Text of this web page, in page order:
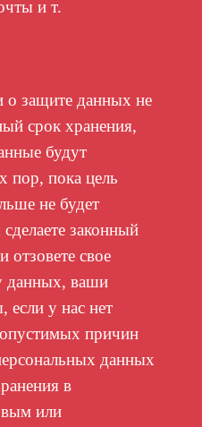
и т.
о защите данных не
срок хранения,
будут
пор, пока цель
не будет
законный
отзовете свое
данных, ваши
если у нас нет
причин
данных
в
или